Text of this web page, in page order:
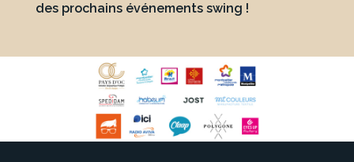
des prochains événements swing !